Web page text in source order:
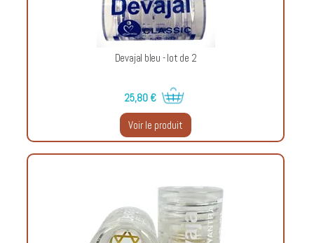
Devajal bleu - lot de 2
25,80 €
Voir le produit